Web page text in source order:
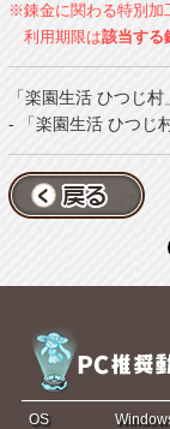
※錬金に関わる特別加
利用期限は該当する
「楽園生活 ひつじ
- 「楽園生活 ひつじ
OS